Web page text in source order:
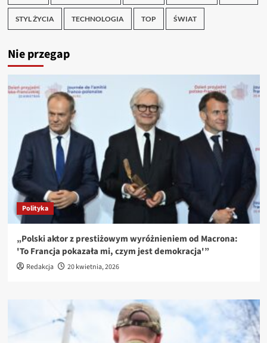
STYL ŻYCIA TECHNOLOGIA TOP ŚWIAT
Nie przegap
Polityka
„Polski aktor z prestiżowym wyróżnieniem od Macrona:
'To Francja pokazała mi, czym jest demokracja'”
Redakcja 20 kwietnia, 2026